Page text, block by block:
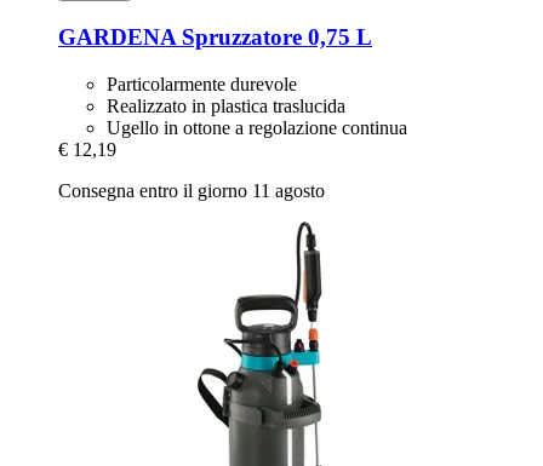
GARDENA Spruzzatore 0,75 L
Particolarmente durevole
Realizzato in plastica traslucida
Ugello in ottone a regolazione continua
€ 12,19
Consegna entro il giorno 11 agosto